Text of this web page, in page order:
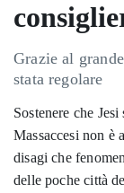
Grazie al
stata regolare
Sostenere che
Massaccesi non è
disagi che
delle poche città